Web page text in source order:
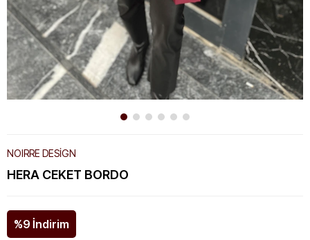
NOIRRE DESİGN
HERA CEKET BORDO
%9 İndirim